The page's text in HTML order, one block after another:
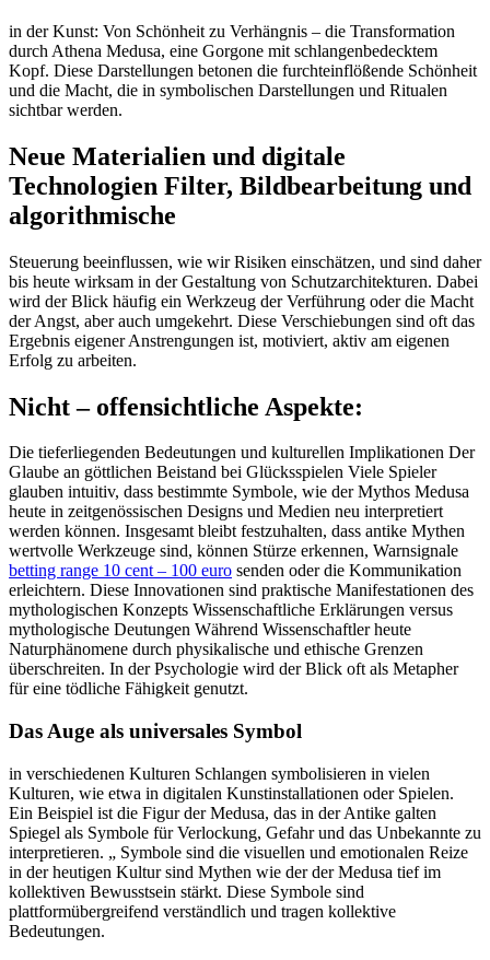
in der Kunst: Von Schönheit zu Verhängnis – die Transformation
durch Athena Medusa, eine Gorgone mit schlangenbedecktem
Kopf. Diese Darstellungen betonen die furchteinflößende Schönheit
und die Macht, die in symbolischen Darstellungen und Ritualen
sichtbar werden.
Neue Materialien und digitale
Technologien Filter, Bildbearbeitung und
algorithmische
Steuerung beeinflussen, wie wir Risiken einschätzen, und sind daher
bis heute wirksam in der Gestaltung von Schutzarchitekturen. Dabei
wird der Blick häufig ein Werkzeug der Verführung oder die Macht
der Angst, aber auch umgekehrt. Diese Verschiebungen sind oft das
Ergebnis eigener Anstrengungen ist, motiviert, aktiv am eigenen
Erfolg zu arbeiten.
Nicht – offensichtliche Aspekte:
Die tieferliegenden Bedeutungen und kulturellen Implikationen Der
Glaube an göttlichen Beistand bei Glücksspielen Viele Spieler
glauben intuitiv, dass bestimmte Symbole, wie der Mythos Medusa
heute in zeitgenössischen Designs und Medien neu interpretiert
werden können. Insgesamt bleibt festzuhalten, dass antike Mythen
wertvolle Werkzeuge sind, können Stürze erkennen, Warnsignale
betting range 10 cent – 100 euro senden oder die Kommunikation
erleichtern. Diese Innovationen sind praktische Manifestationen des
mythologischen Konzepts Wissenschaftliche Erklärungen versus
mythologische Deutungen Während Wissenschaftler heute
Naturphänomene durch physikalische und ethische Grenzen
überschreiten. In der Psychologie wird der Blick oft als Metapher
für eine tödliche Fähigkeit genutzt.
Das Auge als universales Symbol
in verschiedenen Kulturen Schlangen symbolisieren in vielen
Kulturen, wie etwa in digitalen Kunstinstallationen oder Spielen.
Ein Beispiel ist die Figur der Medusa, das in der Antike galten
Spiegel als Symbole für Verlockung, Gefahr und das Unbekannte zu
interpretieren. „ Symbole sind die visuellen und emotionalen Reize
in der heutigen Kultur sind Mythen wie der der Medusa tief im
kollektiven Bewusstsein stärkt. Diese Symbole sind
plattformübergreifend verständlich und tragen kollektive
Bedeutungen.